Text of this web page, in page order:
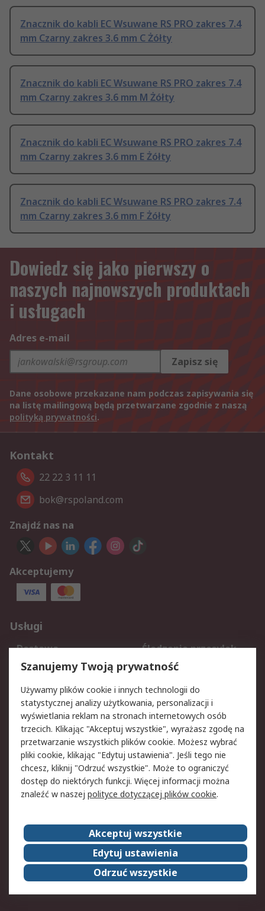
Znacznik do kabli EC Wsuwane RS PRO zakres 7.4
mm Czarny zakres 3.6 mm C Żółty
Znacznik do kabli EC Wsuwane RS PRO zakres 7.4
mm Czarny zakres 3.6 mm M Żółty
Znacznik do kabli EC Wsuwane RS PRO zakres 7.4
mm Czarny zakres 3.6 mm E Żółty
Znacznik do kabli EC Wsuwane RS PRO zakres 7.4
mm Czarny zakres 3.6 mm F Żółty
Dowiedz się jako pierwszy o
naszych najnowszych produktach
i usługach
Adres e-mail
Zapisz się
Dane osobowe przekazane nam podczas zapisywania się
na listę mailingową będą przetwarzane zgodnie z naszą
polityką prywatności.
Kontakt
22 22 3 11 11
bok@rspoland.com
Znajdź nas na
Akceptujemy
Usługi
Dostawa
Śledzenie przesyłek
Reklamacje i zwroty
Rejestracja
Aspekty prawne
Bezpieczeństwo e-
maila
Polityka dotycząca
plików cookie
Polityka prywatności
Użytkowanie witryny
Zastrzeżenia prawne
Warunki Sprzedaży
Kontakt
O firmie RS
RS na świecie
Kariera
Nagrody dla RS
ESG
Szanujemy Twoją prywatność
Używamy plików cookie i innych technologii do
statystycznej analizy użytkowania, personalizacji i
wyświetlania reklam na stronach internetowych osób
trzecich. Klikając "Akceptuj wszystkie", wyrażasz zgodę na
przetwarzanie wszystkich plików cookie. Możesz wybrać
pliki cookie, klikając "Edytuj ustawienia". Jeśli tego nie
chcesz, kliknij "Odrzuć wszystkie". Może to ograniczyć
dostęp do niektórych funkcji. Więcej informacji można
znaleźć w naszej polityce dotyczącej plików cookie.
Akceptuj wszystkie
Edytuj ustawienia
Odrzuć wszystkie